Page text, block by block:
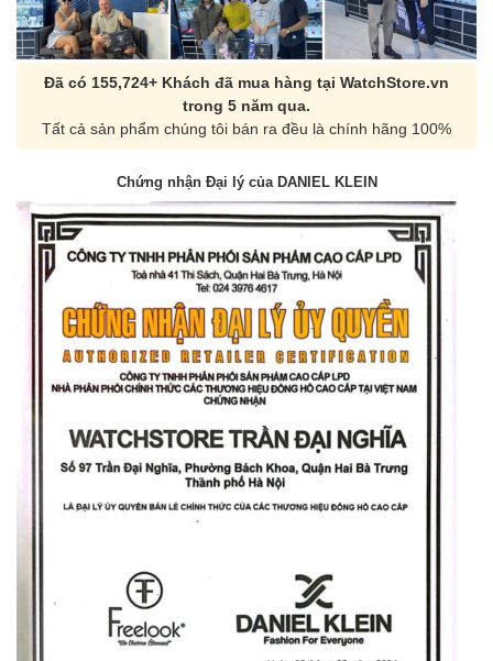
Đã có 155,724+ Khách đã mua hàng tại WatchStore.vn
trong 5 năm qua.
Tất cả sản phẩm chúng tôi bán ra đều là chính hãng 100%
Chứng nhận Đại lý của DANIEL KLEIN